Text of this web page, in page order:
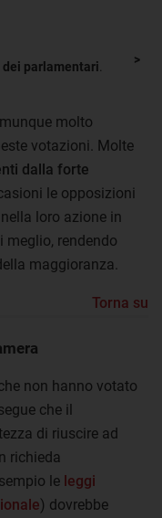
dei parlamentari
molto
votazioni. Molte
dalla forte
le opposizioni
loro azione in
meglio, rendendo
maggioranza.
Torna su
non hanno votato
che il
di riuscire ad
richieda
le leggi
) dovrebbe